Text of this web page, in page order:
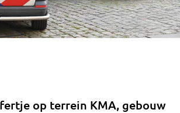
op terrein KMA, gebouw